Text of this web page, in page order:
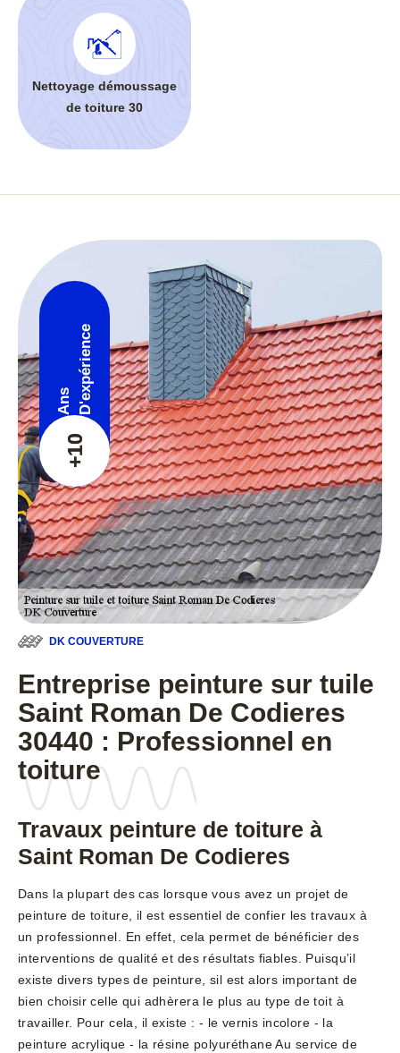
Nettoyage démoussage
de toiture 30
+10
Ans D'expérience
DK COUVERTURE
Entreprise peinture sur tuile
Saint Roman De Codieres
30440 : Professionnel en
toiture
Travaux peinture de toiture à
Saint Roman De Codieres
Dans la plupart des cas lorsque vous avez un projet de
peinture de toiture, il est essentiel de confier les travaux à
un professionnel. En effet, cela permet de bénéficier des
interventions de qualité et des résultats fiables. Puisqu’il
existe divers types de peinture, sil est alors important de
bien choisir celle qui adhèrera le plus au type de toit à
travailler. Pour cela, il existe : - le vernis incolore - la
peinture acrylique - la résine polyuréthane Au service de